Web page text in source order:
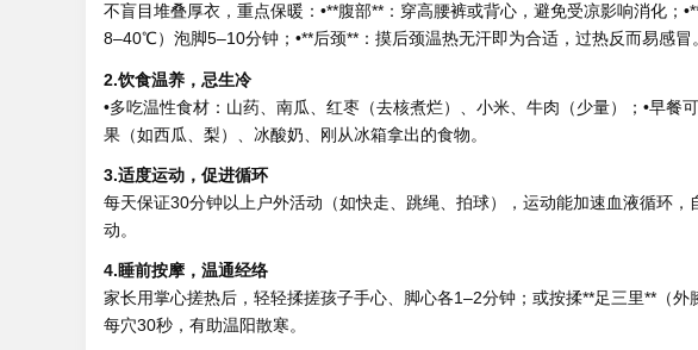
不盲目堆叠厚衣，重点保暖：•**腹部**：穿高腰裤或背心，避免受凉影响消化；
8–40℃）泡脚5–10分钟；•**后颈**：摸后颈温热无汗即为合适，过热反而易感冒。
2.饮食温养，忌生冷
•多吃温性食材：山药、南瓜、红枣（去核煮烂）、小米、牛肉（少量）；•早餐
果（如西瓜、梨）、冰酸奶、刚从冰箱拿出的食物。
3.适度运动，促进循环
每天保证30分钟以上户外活动（如快走、跳绳、拍球），运动能加速血液循环
动。
4.睡前按摩，温通经络
家长用掌心搓热后，轻轻揉搓孩子手心、脚心各1–2分钟；或按揉**足三里**（外
每穴30秒，有助温阳散寒。